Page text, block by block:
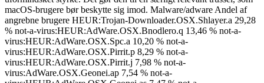
macOS-brugere bør beskytte sig imod. Malware/adware Andel af
angrebne brugere HEUR:Trojan-Downloader.OSX.Shlayer.a 29,28
% not-a-virus:HEUR:AdWare.OSX.Bnodlero.q 13,46 % not-a-
virus:HEUR:AdWare.OSX.Spc.a 10,20 % not-a-
virus:HEUR:AdWare.OSX.Pirrit.p 8,29 % not-a-
virus:HEUR:AdWare.OSX.Pirrit.j 7,98 % not-a-
virus:AdWare.OSX.Geonei.ap 7,54 % not-a-